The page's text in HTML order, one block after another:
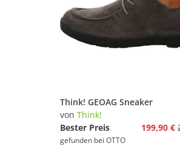
Think! GEOAG Sneaker
von Think!
Bester Preis
199,90 €
gefunden bei OTTO